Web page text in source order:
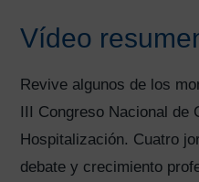
Vídeo
Revive algunos de los
III Congreso Nacional de
Hospitalización. Cuatro
debate y crecimiento